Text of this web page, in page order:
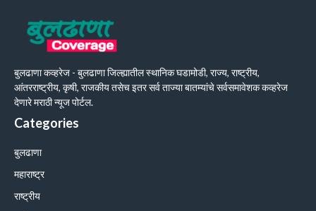
बुलढाणा कव्हरेज - बुलढाणा जिल्ह्यातील स्थानिक घडामोडी, राज्य, राष्ट्रीय,
आंतरराष्ट्रीय, कृषी, राजकीय तसेच इतर सर्व ताज्या बातम्यांचे सर्वसमावेशक कव्हरेज
देणारे मराठी न्यूज पोर्टल.
Categories
बुलढाणा
महाराष्ट्र
राष्ट्रीय